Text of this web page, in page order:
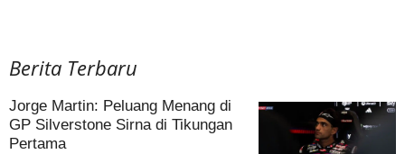
Berita Terbaru
Jorge Martin: Peluang Menang di
GP Silverstone Sirna di Tikungan
Pertama